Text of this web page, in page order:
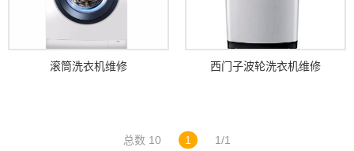
滚筒洗衣机维修 西门子波轮洗衣机维修
总数 10 1 1/1